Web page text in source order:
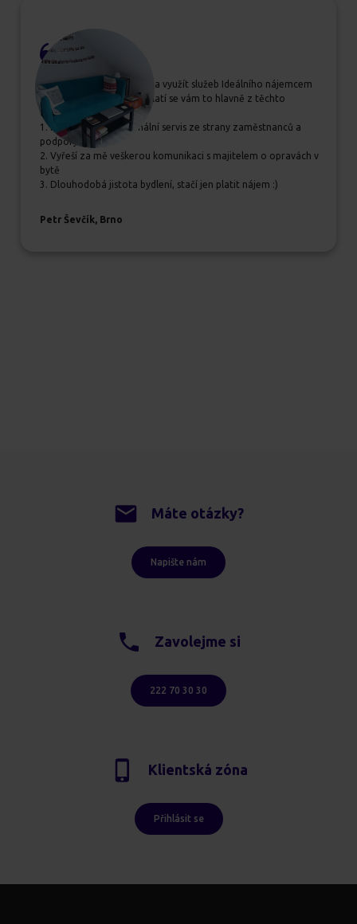
Pokud se rozhodujete, zda využít služeb Ideálního nájemcem
určitě jim dejte šanci, vyplatí se vám to hlavně z těchto
důvodů:
1. Příjemný a profesionální servis ze strany zaměstnanců a
podpory
2. Vyřeší za mě veškerou komunikaci s majitelem o opravách v
bytě
3. Dlouhodobá jistota bydlení, stačí jen platit nájem :)
Petr Ševčík, Brno
Máte otázky?
Napište nám
Zavolejme si
222 70 30 30
Klientská zóna
Přihlásit se